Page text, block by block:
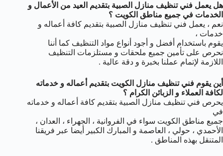
هل يعمل فني تنظيف منازل الصبية بتقديم العيد من الأعمال و
الخدمات في جميع مناطق الكويت ؟
نعم ، يعمل فني تنظيف منازل الصبية بتقديم كافة أعماله و
خدمات ،
يقوم باستخدام أفضل و أجود أنواع مواد التنظيف كما أننا
نحرص على تأمين جميع ملحقات و مستلزمات التنظيف
اللازمة لإتمام عملنا بخبرة و دقة عالية .
أين يقوم فني تنظيف منازل الكويت بتقديم أعماله و خدماته
لكافة العملاء و الزبائن الكرام ؟
يحرص فني تنظيف منازل الصبية بتقديم كافة أعماله و خدماته
في
جميع مناطق الكويت سواء في الفروانية ، الجهراء ، العدان ،
الأحمدي ، حولي ، العاصمة و المبارك الكبير أيضا عبر فريقنا
المتنقل بهذه المناطق .